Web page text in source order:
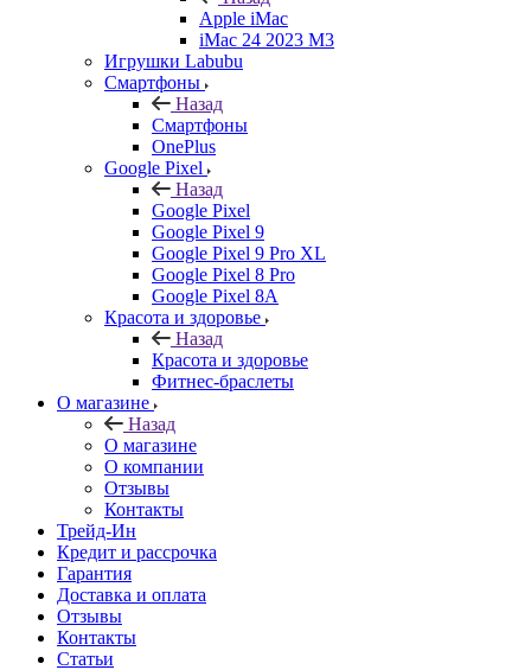
Apple iMac
iMac 24 2023 M3
Игрушки Labubu
Смартфоны
Назад
Смартфоны
OnePlus
Google Pixel
Назад
Google Pixel
Google Pixel 9
Google Pixel 9 Pro XL
Google Pixel 8 Pro
Google Pixel 8A
Красота и здоровье
Назад
Красота и здоровье
Фитнес-браслеты
О магазине
Назад
О магазине
О компании
Отзывы
Контакты
Трейд-Ин
Кредит и рассрочка
Гарантия
Доставка и оплата
Отзывы
Контакты
Статьи